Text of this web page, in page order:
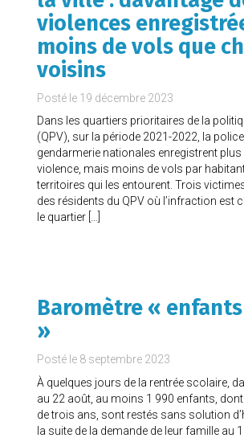
violences
moins de vols que
voisins
Posté le 19 décembre 2023
Dans les quartiers prioritaires de la
(QPV), sur la période 2021-2022, la
gendarmerie nationales enregistrent plus
violence, mais moins de vols par
territoires qui les entourent. Trois
des résidents du QPV où l’infraction est
le quartier […]
Baromètre «
»
Posté le 8 septembre 2023
À quelques jours de la rentrée scolaire,
au 22 août, au moins 1 990 enfants,
de trois ans, sont restés sans solution
la suite de la demande de leur famille au